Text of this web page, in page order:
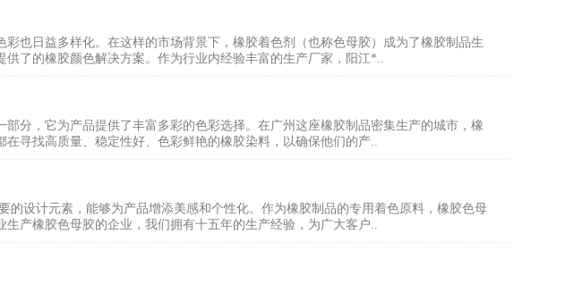
也日益多样化。在这样的市场背景下，橡胶着色剂（也称色母胶）成为了橡胶制品生
了的橡胶颜色解决方案。作为行业内经验丰富的生产厂家，阳江*..
分，它为产品提供了丰富多彩的色彩选择。在广州这座橡胶制品密集生产的城市，橡
寻找高质量、稳定性好、色彩鲜艳的橡胶染料，以确保他们的产..
设计元素，能够为产品增添美感和个性化。作为橡胶制品的专用着色原料，橡胶色母
产橡胶色母胶的企业，我们拥有十五年的生产经验，为广大客户..